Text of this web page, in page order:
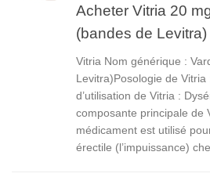
Acheter Vitria 20
(bandes de
Vitria Nom générique :
Levitra)Posologie de
d’utilisation de Vitria :
composante principale de
médicament est utilisé
érectile (l’impuissance)